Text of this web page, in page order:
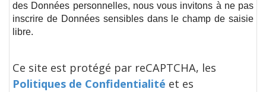
des Données personnelles, nous vous invitons à ne pas
inscrire de Données sensibles dans le champ de saisie
libre.
Ce site est protégé par reCAPTCHA, les
Politiques de Confidentialité et es